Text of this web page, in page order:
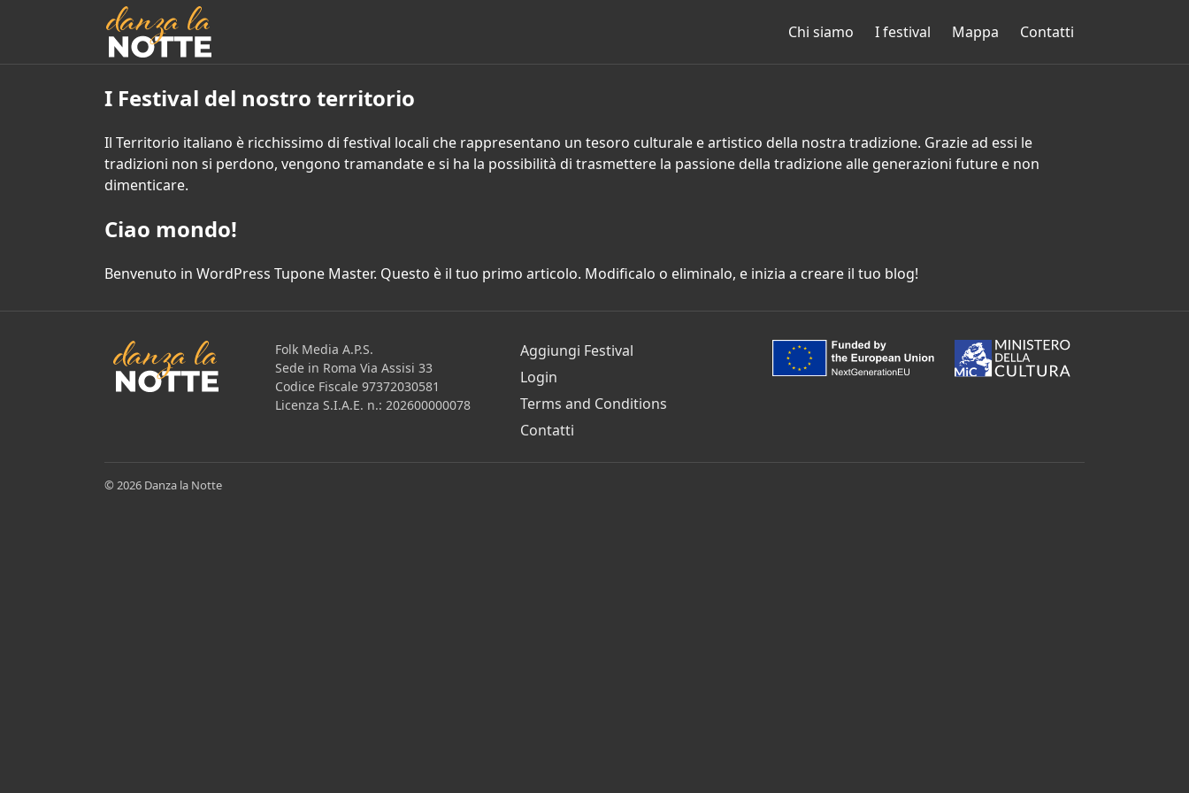
Chi siamo I festival Mappa Contatti
I Festival del nostro territorio
Il Territorio italiano è ricchissimo di festival locali che rappresentano un tesoro culturale e artistico della nostra tradizione. Grazie ad essi le
tradizioni non si perdono, vengono tramandate e si ha la possibilità di trasmettere la passione della tradizione alle generazioni future e non
dimenticare.
Ciao mondo!
Benvenuto in WordPress Tupone Master. Questo è il tuo primo articolo. Modificalo o eliminalo, e inizia a creare il tuo blog!
Folk Media A.P.S.
Sede in Roma Via Assisi 33
Codice Fiscale 97372030581
Licenza S.I.A.E. n.: 202600000078
Aggiungi Festival
Login
Terms and Conditions
Contatti
© 2026 Danza la Notte